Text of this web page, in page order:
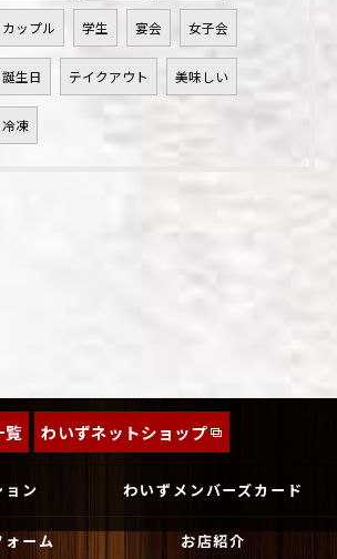
カップル 学生 宴会 女子会
誕生日 テイクアウト 美味しい
冷凍
覧 わいずネットショップ
ョン わいずメンバーズカード
ォーム お店紹介